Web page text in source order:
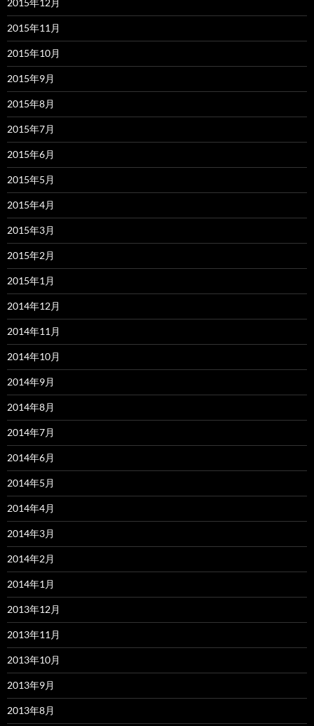
2015年11月
2015年10月
2015年9月
2015年8月
2015年7月
2015年6月
2015年5月
2015年4月
2015年3月
2015年2月
2015年1月
2014年12月
2014年11月
2014年10月
2014年9月
2014年8月
2014年7月
2014年6月
2014年5月
2014年4月
2014年3月
2014年2月
2014年1月
2013年12月
2013年11月
2013年10月
2013年9月
2013年8月